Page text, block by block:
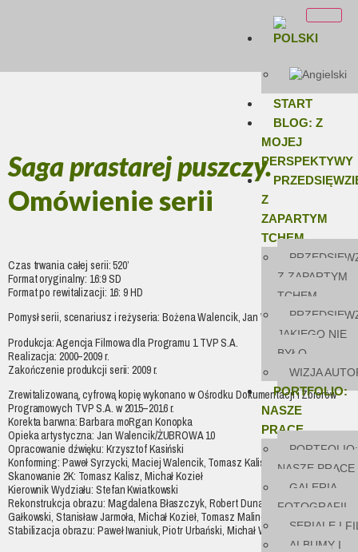
START
BLOG: Z
MOJEJ
PERSPEKTYWY
Z
ZAPARTYM
TCHEM
Z ZAPARTYM
TCHEM
JAKIEGO NIE
BYŁO
WIZJA
PORTFOLIO:
NASZE
PRACE
PORTFOLIO:
NASZE PRACE
GALERIA
FOTOGRAFII
SERIALE I
ALBUMY I
Saga prastarej puszczy.
Omówienie serii
Czas trwania całej serii:520’
Format oryginalny: 16:9 SD
Format po rewitalizacji: 16: 9 HD
Pomysł serii, scenariusz i reżyseria: Bożena Walencik, Jan Walencik
Produkcja: Agencja Filmowa dla Programu 1 TVP S.A.
Realizacja: 2000–2009 r.
Zakończenie produkcji serii: 2009 r.
Zrewitalizowaną, cyfrową kopię wykonano w Ośrodku Dokumentacji i Zbiorów
Programowych TVP S.A. w 2015–2016 r.
Korekta barwna: Barbara moRgan Konopka
Opieka artystyczna: Jan Walencik/ŻUBROWA 10
Opracowanie dźwięku: Krzysztof Kasiński
Konforming: Paweł Syrzycki, Maciej Walencik, Tomasz Kalisz
Skanowanie 2K: Tomasz Kalisz, Michał Kozieł
Kierownik Wydziału: Stefan Kwiatkowski
Rekonstrukcja obrazu: Magdalena Błaszczyk, Robert Dunajewski, Tomasz
Gałkowski, Stanisław Jarmoła, Michał Kozieł, Tomasz Malinowski
Stabilizacja obrazu: Paweł Iwaniuk, Piotr Urbański, Michał Wagowski